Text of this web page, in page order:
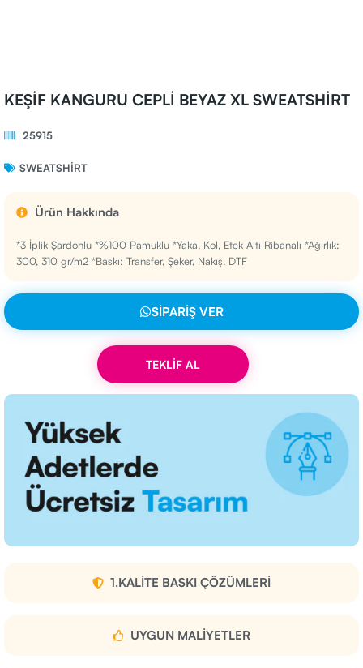
KEŞİF KANGURU CEPLİ BEYAZ XL SWEATSHİRT
25915
SWEATSHIRT
Ürün Hakkında
*3 İplik Şardonlu *%100 Pamuklu *Yaka, Kol, Etek Altı Ribanalı *Ağırlık:
300, 310 gr/m2 *Baskı: Transfer, Şeker, Nakış, DTF
SIPARIŞ VER
TEKLİF AL
1.KALITE BASKI ÇÖZÜMLERI
UYGUN MALIYETLER